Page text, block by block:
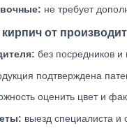
не требует
от
без посредников и
подтверждена
оценить цвет и
выезд специалиста